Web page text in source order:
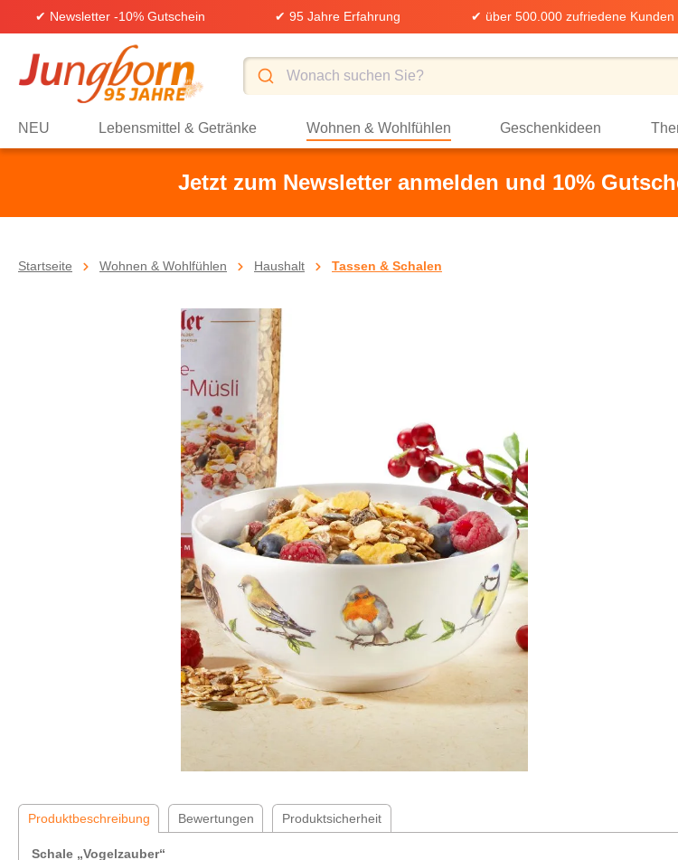
Zur Hauptnavigation springen
✔ Newsletter -10% Gutschein ✔ 95 Jahre Erfahrung ✔ über 500.000 zufriedene Kunden
NEU Lebensmittel & Getränke Wohnen & Wohlfühlen Geschenkideen
Jetzt zum Newsletter anmelden und 10%
Startseite Wohnen & Wohlfühlen Haushalt Tassen & Schalen
Produktbeschreibung Bewertungen Produktsicherheit
Schale „Vogelzauber“